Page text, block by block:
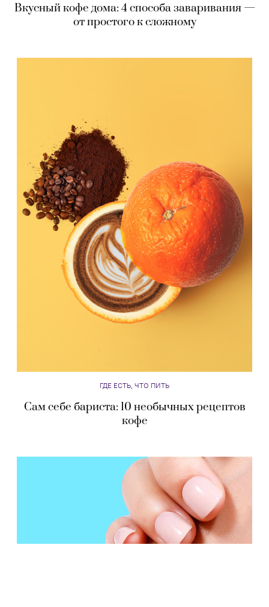
Вкусный кофе дома: 4 способа заваривания —
от простого к сложному
ГДЕ ЕСТЬ, ЧТО ПИТЬ
Сам себе бариста: 10 необычных рецептов
кофе